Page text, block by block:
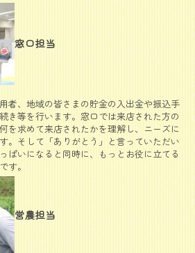
窓口担当
者、地域の皆さまの貯金の入出金や振込手
き等を行います。窓口では来店された方の
を求めて来店されたかを理解し、ニーズに
。そして「ありがとう」と言っていただい
ぱいになると同時に、もっとお役に立てる
す。
営農担当